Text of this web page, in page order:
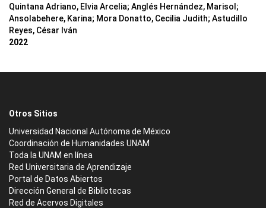
Quintana Adriano, Elvia Arcelia; Anglés Hernández, Marisol ;
Ansolabehere, Karina; Mora Donatto, Cecilia Judith; Astudillo
Reyes, César Iván
2022
Otros Sitios
Universidad Nacional Autónoma de México
Coordinación de Humanidades UNAM
Toda la UNAM en línea
Red Universitaria de Aprendizaje
Portal de Datos Abiertos
Dirección General de Bibliotecas
Red de Acervos Digitales